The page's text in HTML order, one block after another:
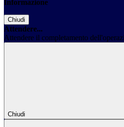
Informazione
Chiudi
Attendere...
Attendere il completamento
Chiudi